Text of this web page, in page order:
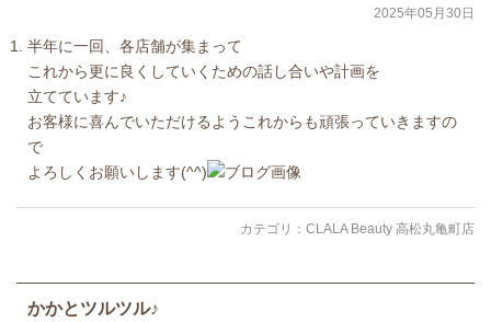
2025年05月30日
半年に一回、各店舗が集まって
これから更に良くしていくための話し合いや計画を
立てています♪
お客様に喜んでいただけるようこれからも頑張っていきますの
で
よろしくお願いします(^^)
カテゴリ： CLALA Beauty 高松丸亀町店
かかとツルツル♪